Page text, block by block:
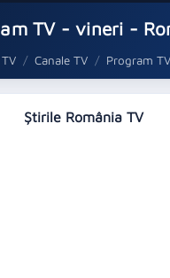
TV - vineri -
Canale TV Program
Ştirile România TV